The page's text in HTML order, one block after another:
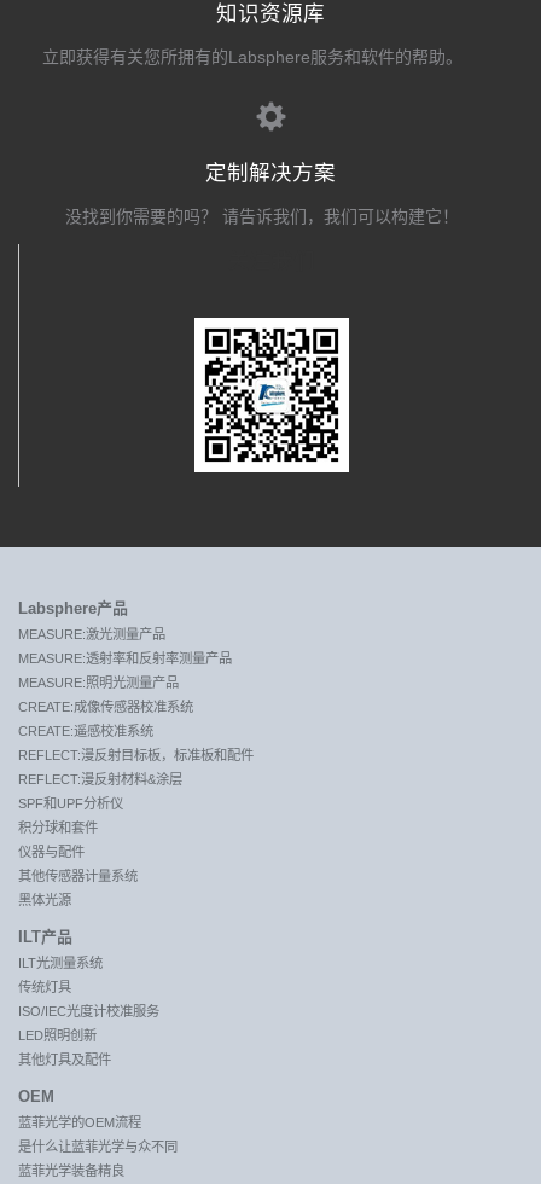
知识资源库
立即获得有关您所拥有的Labsphere服务和软件的帮助。
定制解决方案
没找到你需要的吗？ 请告诉我们，我们可以构建它！
Labsphere产品
MEASURE:激光测量产品
MEASURE:透射率和反射率测量产品
MEASURE:照明光测量产品
CREATE:成像传感器校准系统
CREATE:遥感校准系统
REFLECT:漫反射目标板，标准板和配件
REFLECT:漫反射材料&涂层
SPF和UPF分析仪
积分球和套件
仪器与配件
其他传感器计量系统
黑体光源
ILT产品
ILT光测量系统
传统灯具
ISO/IEC光度计校准服务
LED照明创新
其他灯具及配件
OEM
蓝菲光学的OEM流程
是什么让蓝菲光学与众不同
蓝菲光学装备精良